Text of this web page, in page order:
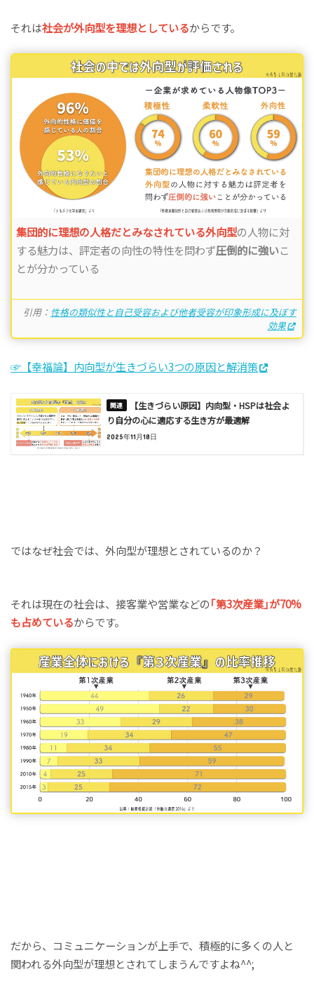
それは社会が外向型を理想としているからです。
集団的に理想の人格だとみなされている外向型の人物に対
する魅力は、評定者の向性の特性を問わず圧倒的に強いこ
とが分かっている
引用： 性格の類似性と自己受容および他者受容が印象形成に及ぼす
効果
☞【幸福論】内向型が生きづらい3つの原因と解消策
【生きづらい原因】内向型・HSPは社会よ
り自分の心に適応する生き方が最適解
2025年11月18日
ではなぜ社会では、外向型が理想とされているのか？
それは現在の社会は、接客業や営業などの｢第3次産業｣が70%
も占めているからです。
だから、コミュニケーションが上手で、積極的に多くの人と
関われる外向型が理想とされてしまうんですよね^^;